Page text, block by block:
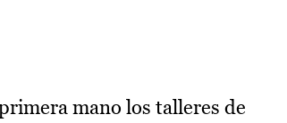
mano los talleres de